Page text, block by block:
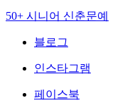
50+ 시니어 신춘문예
블로그
인스타그램
페이스북